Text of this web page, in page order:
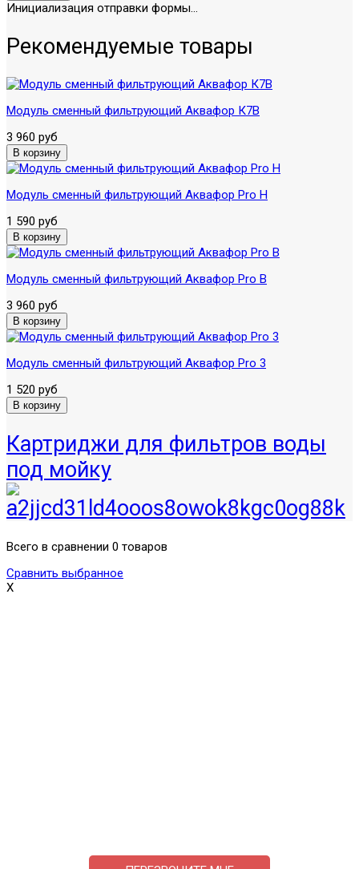
Инициализация отправки формы...
Рекомендуемые товары
Модуль сменный фильтрующий Аквафор К7В
3 960 руб
Модуль сменный фильтрующий Аквафор Pro H
1 590 руб
Модуль сменный фильтрующий Аквафор Pro B
3 960 руб
Модуль сменный фильтрующий Аквафор Pro 3
1 520 руб
Картриджи для фильтров воды
под мойку
Всего в сравнении 0 товаров
Сравнить выбранное
X